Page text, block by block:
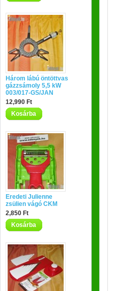
Három lábú öntöttvas
gázzsámoly 5,5 kW
003/017-GS/JAN
12,990 Ft
Kosárba
Eredeti Julienne
zsülien vágó CKM
2,850 Ft
Kosárba